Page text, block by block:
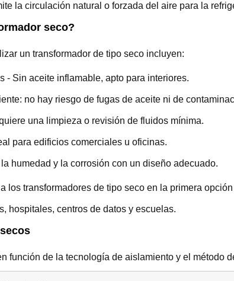
la circulación natural o forzada del aire para la
seco?
un transformador de tipo seco incluyen:
- Sin aceite inflamable, apto para interiores.
no hay riesgo de fugas de aceite ni de
una limpieza o revisión de fluidos mínima.
para edificios comerciales u oficinas.
humedad y la corrosión con un diseño adecuado.
los transformadores de tipo seco en la primera
hospitales, centros de datos y escuelas.
función de la tecnología de aislamiento y el método